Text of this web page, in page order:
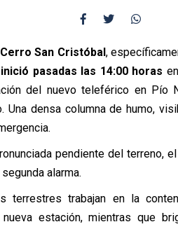
Cerro San Cristóbal,
inició pasadas las 14:00 horas
del nuevo teleférico en Pío
Una densa columna de humo,
pendiente del terreno, el
alarma.
trabajan en la
estación, mientras que